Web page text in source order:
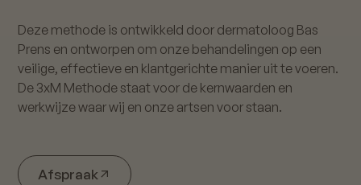
Deze methode is ontwikkeld door dermatoloog Bas
Prens en ontworpen om onze behandelingen op een
veilige, effectieve en klantgerichte manier uit te voeren.
De 3xM Methode staat voor de kernwaarden en
werkwijze waar wij en onze artsen voor staan.
Afspraak